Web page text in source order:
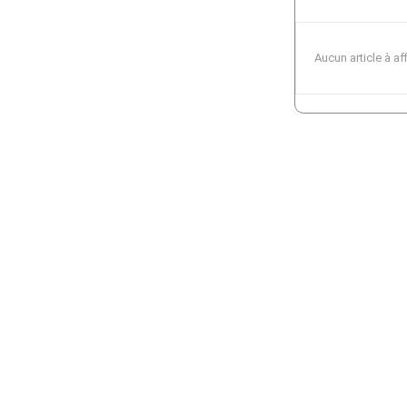
Aucun article à